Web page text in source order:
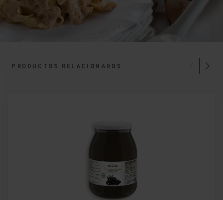
PRODUCTOS RELACIONADOS